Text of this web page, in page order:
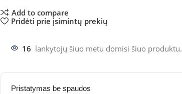
Add to compare
Pridėti prie įsimintų prekių
16 lankytojų šiuo metu domisi šiuo produktu.
Pristatymas be spaudos